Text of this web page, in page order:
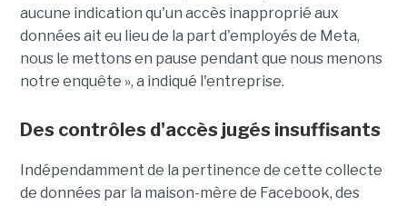
aucune indication qu'un accès inapproprié aux
données ait eu lieu de la part d'employés de Meta,
nous le mettons en pause pendant que nous menons
notre enquête », a indiqué l'entreprise.
Des contrôles d'accès jugés insuffisants
Indépendamment de la pertinence de cette collecte
de données par la maison-mère de Facebook, des